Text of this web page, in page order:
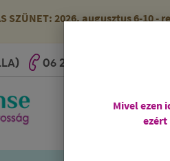
SZÜNET: 2026. augusztus 6-
06 20 527 25 56 (SZANDI)
Mivel ezen
ezért